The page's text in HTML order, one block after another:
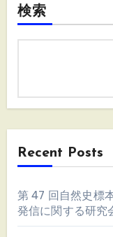
検索
Recent Posts
第 47 回自然史標
発信に関する研究